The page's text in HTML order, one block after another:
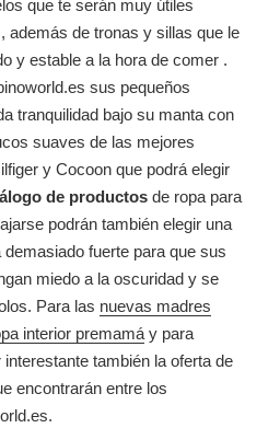
que te serán muy útiles
además de tronas y sillas que le
y estable a la hora de comer .
sus pequeños
tranquilidad bajo su manta con
suaves de las mejores
y Cocoon que podrá elegir
de productos de ropa para
podrán también elegir una
fuerte para que sus
miedo a la oscuridad y se
Para las nuevas madres
interior premamá y para
también la oferta de
encontrarán entre los